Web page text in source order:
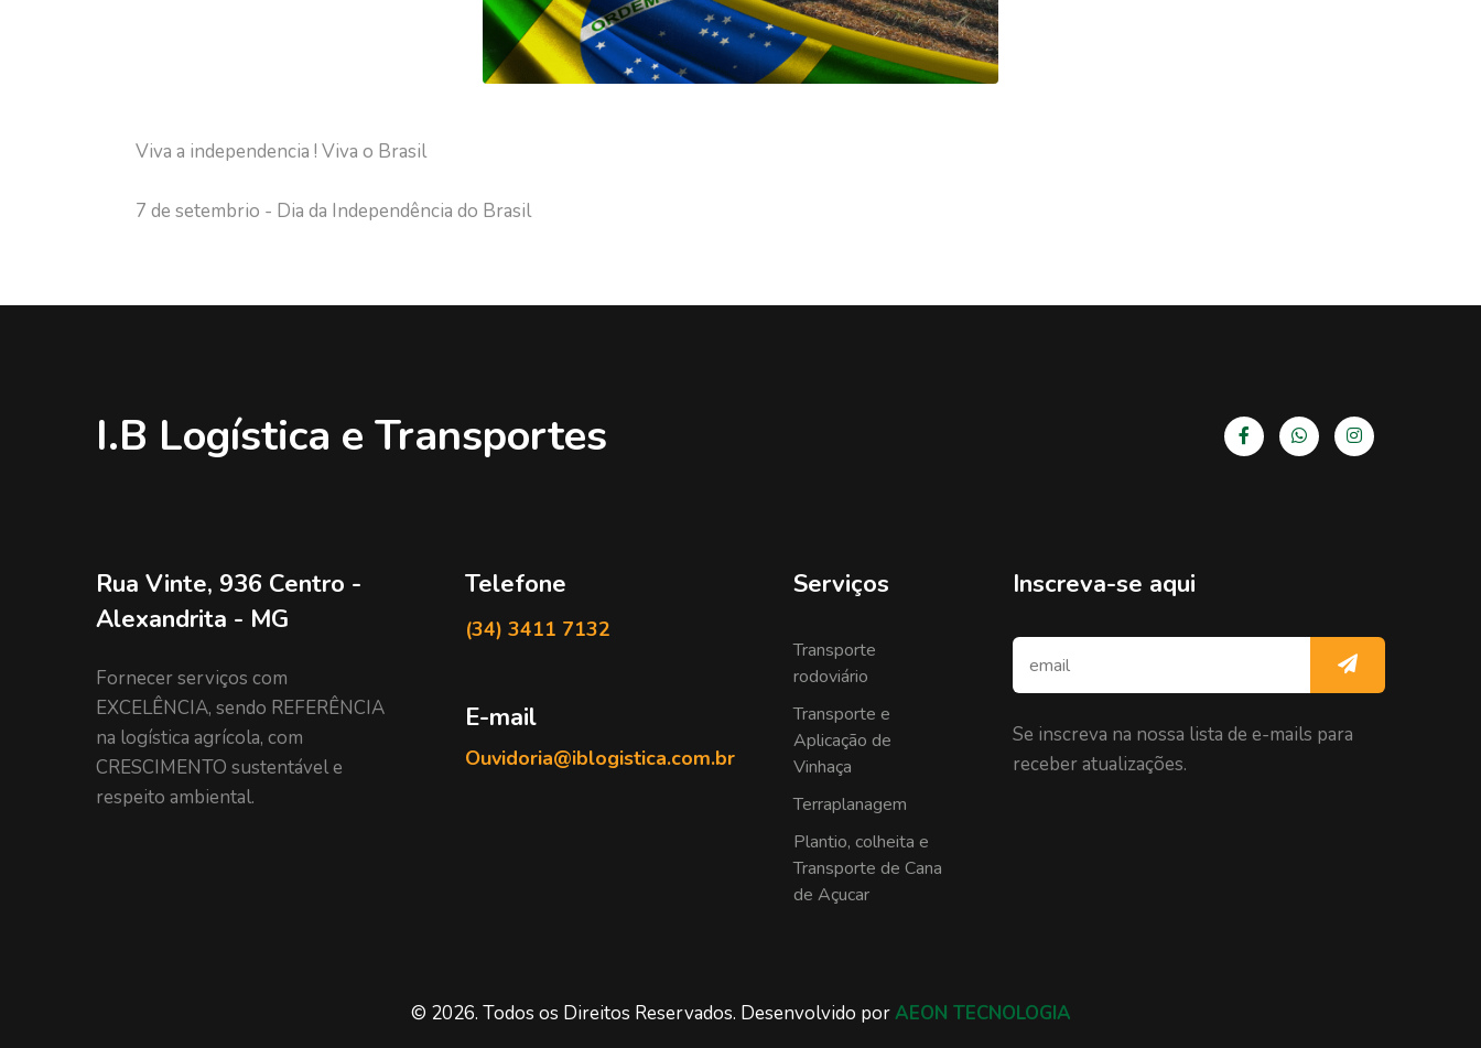
Viva a independencia ! Viva o Brasil
7 de setembrio - Dia da Independência do Brasil
I.B Logística e Transportes
Rua Vinte, 936 Centro -
Alexandrita - MG
Fornecer serviços com
EXCELÊNCIA, sendo REFERÊNCIA
na logística agrícola, com
CRESCIMENTO sustentável e
respeito ambiental.
Telefone
(34) 3411 7132
E-mail
Ouvidoria@iblogistica.com.br
Serviços
Transporte
rodoviário
Transporte e
Aplicação de
Vinhaça
Terraplanagem
Plantio, colheita e
Transporte de Cana
de Açucar
Inscreva-se aqui
Se inscreva na nossa lista de e-mails para
receber atualizações.
© 2026. Todos os Direitos Reservados. Desenvolvido porAEON TECNOLOGIA